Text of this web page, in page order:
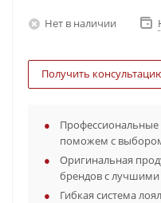
Нет в наличии
Получить
Профессиональные
поможем с
Оригинальная
брендов с
Гибкая система